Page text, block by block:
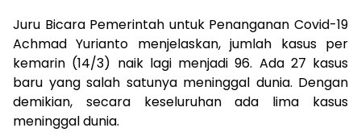
Juru Bicara Pemerintah untuk Penanganan Covid-19
Achmad Yurianto menjelaskan, jumlah kasus per
kemarin (14/3) naik lagi menjadi 96. Ada 27 kasus
baru yang salah satunya meninggal dunia. Dengan
demikian, secara keseluruhan ada lima kasus
meninggal dunia.